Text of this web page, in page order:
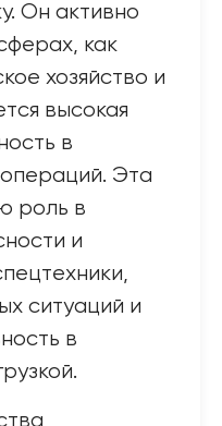
Он активно
как
хозяйство и
высокая
в
Эта
роль в
и
ситуаций и
в